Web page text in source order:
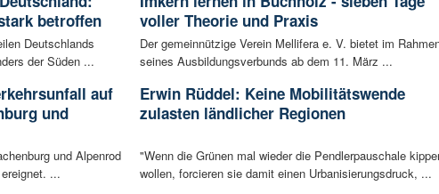
betroffen
Deutschlands
der Süden ...
auf
und
und Alpenrod
...
voller Theorie und Praxis
Der gemeinnützige Verein Mellifera e. V. bietet im
seines Ausbildungsverbunds ab dem 11. März ...
Erwin Rüddel: Keine Mobilitätswende
zulasten ländlicher Regionen
"Wenn die Grünen mal wieder die Pendlerpauschale
wollen, forcieren sie damit einen Urbanisierungsdruck, ...